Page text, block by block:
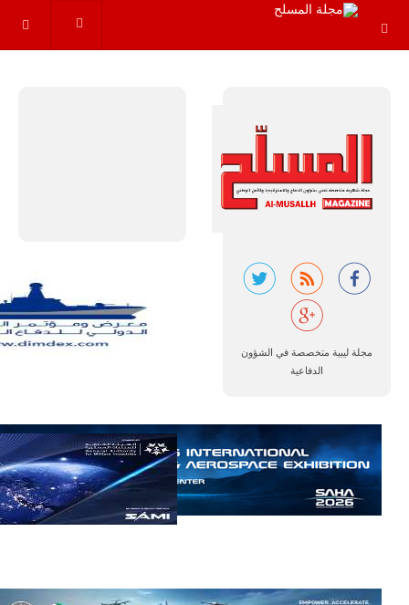
مجلة ليبية متخصصة في الشؤون
الدفاعية
تتصدر العالم
في الطلب
المتوقع على
للصناعات الجوية
أن تصبح القارة
الأفريقية أكبر
سوق عالمي
لطائرة الهجوم
الخفيف
والتدريب
توقعات بتوريد